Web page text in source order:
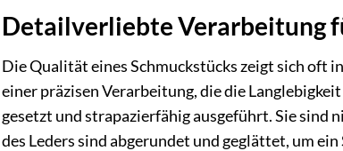
Detailverliebte Verarbeitung
Die Qualität eines Schmuckstücks zeigt sich oft
einer präzisen Verarbeitung, die die
gesetzt und strapazierfähig ausgeführt. Sie sind
des Leders sind abgerundet und geglättet, um